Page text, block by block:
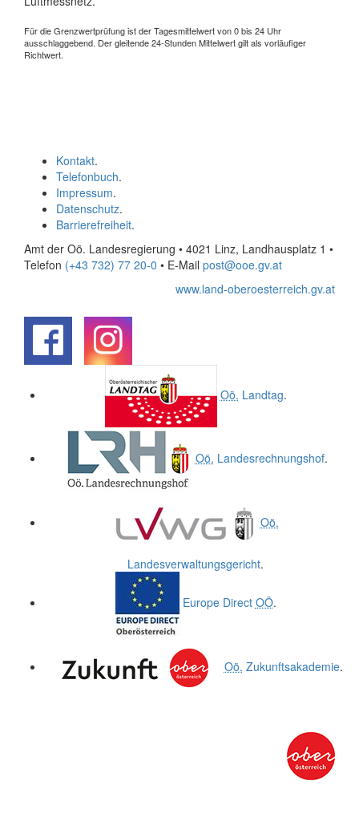
Für die Grenzwertprüfung ist der Tagesmittelwert von 0 bis 24 Uhr
ausschlaggebend. Der gleitende 24-Stunden Mittelwert gilt als vorläufiger
Richtwert.
Kontakt.
Telefonbuch.
Impressum.
Datenschutz.
Barrierefreiheit.
Amt der Oö. Landesregierung • 4021 Linz, Landhausplatz 1 •
Telefon (+43 732) 77 20-0 • E-Mail post@ooe.gv.at
www.land-oberoesterreich.gv.at
Oö. Landtag.
Oö. Landesrechnungshof.
Oö.
Landesverwaltungsgericht.
Europe Direct OÖ.
Oö. Zukunftsakademie.